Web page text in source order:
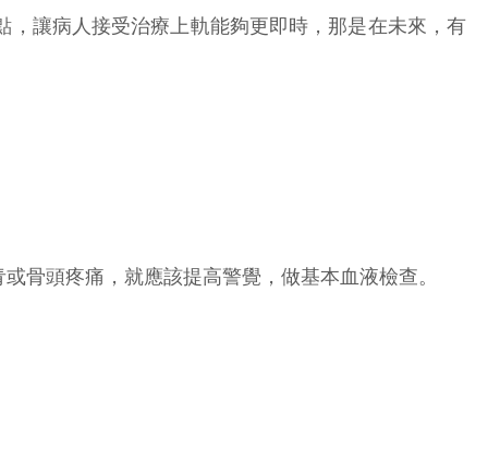
讓病人接受治療上軌能夠更即時，那是在未來，有
骨頭疼痛，就應該提高警覺，做基本血液檢查。